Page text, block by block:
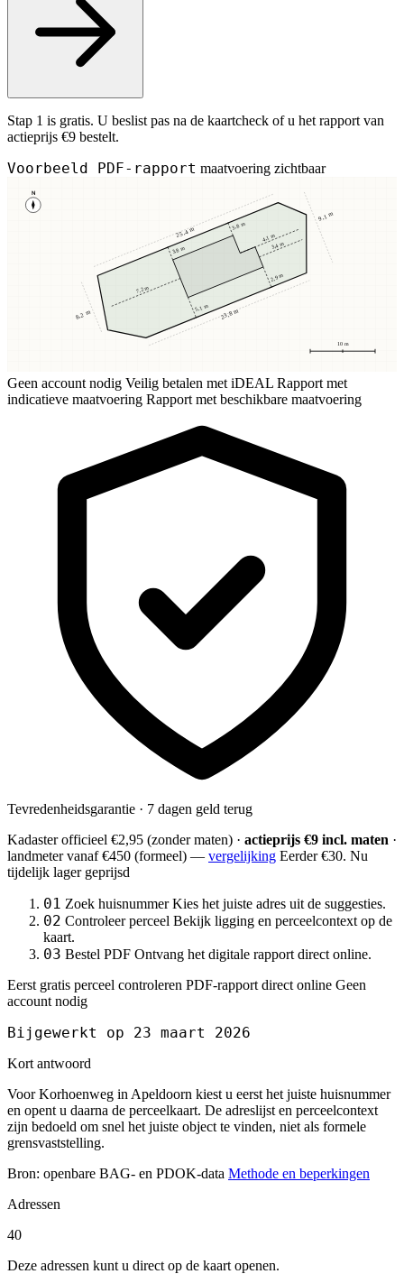
Stap 1 is gratis. U beslist pas na de kaartcheck of u het rapport van
actieprijs €9 bestelt.
Voorbeeld PDF-rapport maatvoering zichtbaar
N
10 m
3,8 m
3,8 m
5,1 m
2,9 m
7,2 m
3,4 m
4,1 m
25,4 m
23,8 m
8,2 m
9,1 m
Geen account nodig Veilig betalen met iDEAL Rapport met
indicatieve maatvoering Rapport met beschikbare maatvoering
Tevredenheidsgarantie · 7 dagen geld terug
Kadaster officieel €2,95 (zonder maten) · actieprijs €9 incl. maten ·
landmetervanaf €450 (formeel) — vergelijking Eerder €30. Nu
tijdelijk lager geprijsd
01 Zoek huisnummer Kies het juiste adres uit de suggesties.
02 Controleer perceel Bekijk ligging en perceelcontext op de
kaart.
03 Bestel PDF Ontvang het digitale rapport direct online.
Eerst gratis perceel controleren PDF-rapport direct online Geen
account nodig
Bijgewerkt op 23 maart 2026
Kort antwoord
Voor Korhoenweg in Apeldoorn kiest u eerst het juiste huisnummer
en opent u daarna de perceelkaart. De adreslijst en perceelcontext
zijn bedoeld om snel het juiste object te vinden, niet als formele
grensvaststelling.
Bron: openbare BAG- en PDOK-data Methode en beperkingen
Adressen
40
Deze adressen kunt u direct op de kaart openen.